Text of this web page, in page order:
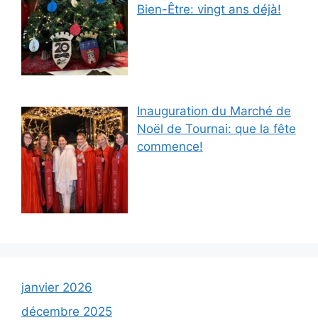
Bien-Être: vingt ans déjà!
Inauguration du Marché de
Noël de Tournai: que la fête
commence!
janvier 2026
décembre 2025